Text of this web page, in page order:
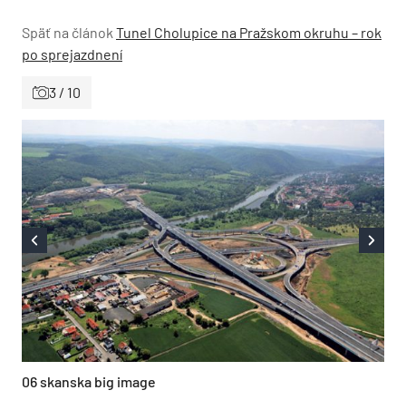
Späť na článok Tunel Cholupice na Pražskom okruhu – rok
po sprejazdnení
3 / 10
06 skanska big image